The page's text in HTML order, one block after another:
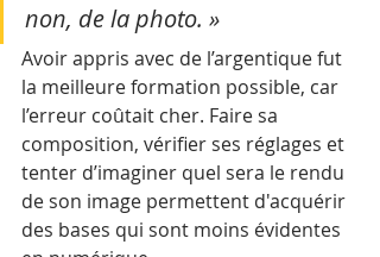
non, de la photo. »
Avoir appris avec de l’argentique fut
la meilleure formation possible, car
l’erreur coûtait cher. Faire sa
composition, vérifier ses réglages et
tenter d’imaginer quel sera le rendu
de son image permettent d'acquérir
des bases qui sont moins évidentes